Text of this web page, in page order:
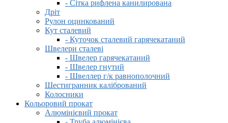
- Сітка рифлена канилирована
Дріт
Рулон оцинкований
Кут сталевий
- Куточок сталевий гарячекатаний
Швелери сталеві
- Швелер гарячекатаний
- Швелер гнутий
- Швеллер г/к равнополочний
Шестигранник калібрований
Колосники
Кольоровий прокат
Алюмінієвий прокат